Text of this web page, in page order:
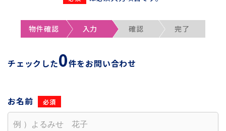
物件確認 入力 確認 完了
チェックした0件をお問い合わせ
お名前